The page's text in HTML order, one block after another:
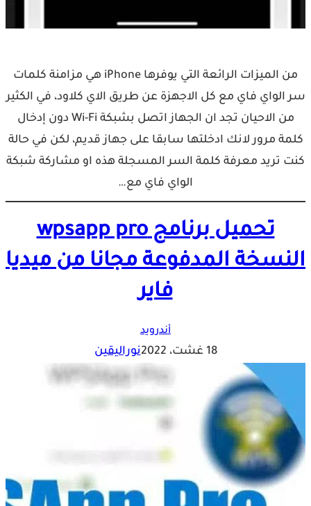
من الميزات الرائعة التي يوفرها iPhone هي مزامنة كلمات
سر الواي فاي مع كل الاجهزة عن طريق الاي كلاود، في الكثير
من الاحيان تجد ان الجهاز اتصل بشبكة Wi-Fi دون إدخال
كلمة مرور لانك ادخلتها سابقا على جهاز قديم، لكن في حالة
كنت تريد معرفة كلمة السر المسجلة هذه او مشاركة شبكة
الواي فاي مع…
تحميل برنامج wpsapp pro
النسخة المدفوعة مجانا من ميديا
فاير
أندرويد
18 غشت، 2022 نوراليقين